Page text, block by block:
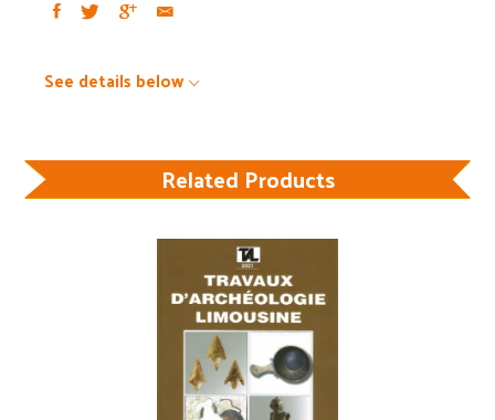
See details below
Related Products